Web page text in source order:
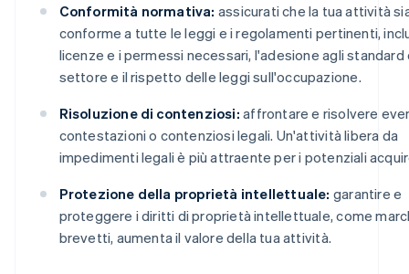
Conformità normativa: assicurati che la tua attività
conforme a tutte le leggi e i regolamenti pertinenti,
licenze e i permessi necessari, l'adesione agli standard
settore e il rispetto delle leggi sull'occupazione.
Risoluzione di contenziosi: affrontare e risolvere
contestazioni o contenziosi legali. Un'attività libera da
impedimenti legali è più attraente per i potenziali
Protezione della proprietà intellettuale: garantire e
proteggere i diritti di proprietà intellettuale, come
brevetti, aumenta il valore della tua attività.